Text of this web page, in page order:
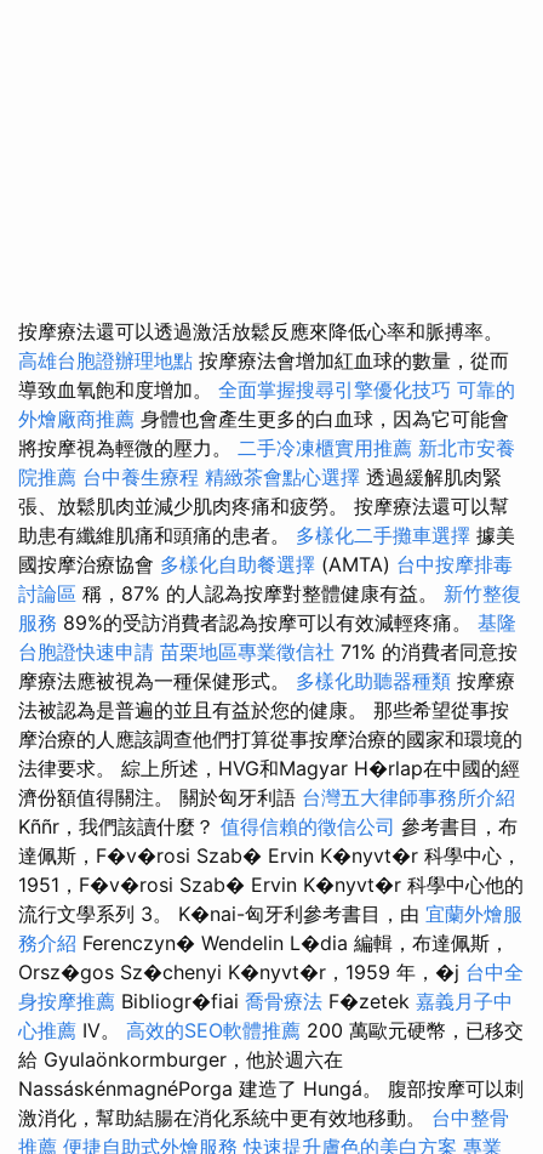
按摩療法還可以透過激活放鬆反應來降低心率和脈搏率。
高雄台胞證辦理地點 按摩療法會增加紅血球的數量，從而
導致血氧飽和度增加。 全面掌握搜尋引擎優化技巧 可靠的
外燴廠商推薦 身體也會產生更多的白血球，因為它可能會
將按摩視為輕微的壓力。 二手冷凍櫃實用推薦 新北市安養
院推薦 台中養生療程 精緻茶會點心選擇 透過緩解肌肉緊
張、放鬆肌肉並減少肌肉疼痛和疲勞。 按摩療法還可以幫
助患有纖維肌痛和頭痛的患者。 多樣化二手攤車選擇 據美
國按摩治療協會 多樣化自助餐選擇 (AMTA) 台中按摩排毒
討論區 稱，87% 的人認為按摩對整體健康有益。 新竹整復
服務 89%的受訪消費者認為按摩可以有效減輕疼痛。 基隆
台胞證快速申請 苗栗地區專業徵信社 71% 的消費者同意按
摩療法應被視為一種保健形式。 多樣化助聽器種類 按摩療
法被認為是普遍的並且有益於您的健康。 那些希望從事按
摩治療的人應該調查他們打算從事按摩治療的國家和環境的
法律要求。 綜上所述，HVG和Magyar H�rlap在中國的經
濟份額值得關注。 關於匈牙利語 台灣五大律師事務所介紹
Kññr，我們該讀什麼？ 值得信賴的徵信公司 參考書目，布
達佩斯，F�v�rosi Szab� Ervin K�nyvt�r 科學中心，
1951，F�v�rosi Szab� Ervin K�nyvt�r 科學中心他的
流行文學系列 3。 K�nai-匈牙利參考書目，由 宜蘭外燴服
務介紹 Ferenczyn� Wendelin L�dia 編輯，布達佩斯，
Orsz�gos Sz�chenyi K�nyvt�r，1959 年，�j 台中全
身按摩推薦 Bibliogr�fiai 喬骨療法 F�zetek 嘉義月子中
心推薦 IV。 高效的SEO軟體推薦 200 萬歐元硬幣，已移交
給 Gyulaönkormburger，他於週六在
NassáskénmagnéPorga 建造了 Hungá。 腹部按摩可以刺
激消化，幫助結腸在消化系統中更有效地移動。 台中整骨
推薦 便捷自助式外燴服務快速提升膚色的美白方案 專業